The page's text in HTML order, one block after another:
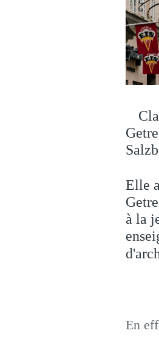
Elle
à la
En